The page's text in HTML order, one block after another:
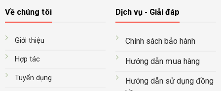
Về chúng tôi
Giới thiệu
Hợp tác
Tuyển dụng
Dịch vụ - Giải đáp
Chính sách bảo hành
Hướng dẫn muahàng
Hướng dẫn sử dụng đồng